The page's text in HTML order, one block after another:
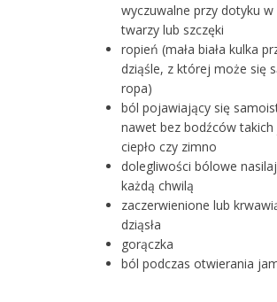
wyczuwalne przy dotyku
twarzy lub szczęki
ropień (mała biała kulka
dziąśle, z której może się
ropa)
ból pojawiający się
nawet bez bodźców takich
ciepło czy zimno
dolegliwości bólowe
każdą chwilą
zaczerwienione lub
dziąsła
gorączka
ból podczas otwierania